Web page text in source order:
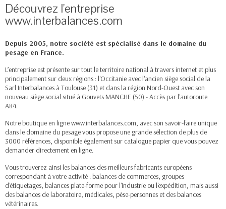
Découvrez l'entreprise
www.interbalances.com
Depuis 2005, notre société est spécialisé dans le domaine du
pesage en France.
L’entreprise est présente sur tout le territoire national à travers internet et plus
principalement sur deux régions : l'Occitanie avec l'ancien siège social de la
Sarl Interbalances à Toulouse (31) et dans la région Nord-Ouest avec son
nouveau siège social situé à Gouvets MANCHE (50) - Accès par l'autoroute
A84.
Notre boutique en ligne www.interbalances.com, avec son savoir-faire unique
dans le domaine du pesage vous propose une grande sélection de plus de
3000 références, disponible également sur catalogue papier que vous pouvez
demander directement en ligne.
Vous trouverez ainsi les balances des meilleurs fabricants européens
correspondant à votre activité : balances de commerces, groupes
d'étiquetages, balances plate-forme pour l'industrie ou l'expédition, mais aussi
des balances de laboratoire, médicales, pèse-personnes et des balances
vétérinaires.